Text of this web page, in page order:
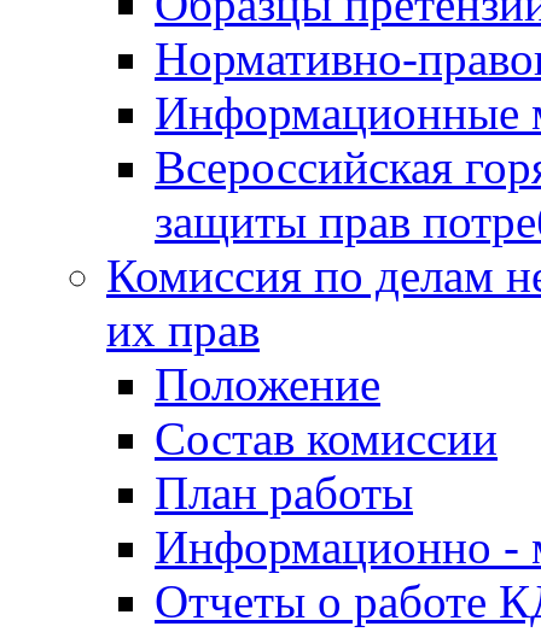
Нормативно-
Информационные
Всероссийская
защиты прав
Комиссия по делам
их прав
Положение
Состав комиссии
План работы
Информационно -
Отчеты о работе